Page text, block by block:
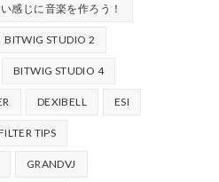
感じに音楽を作ろう！
BITWIG STUDIO 2
BITWIG STUDIO 4
DEXIBELL ESI
TIPS
GRANDVJ